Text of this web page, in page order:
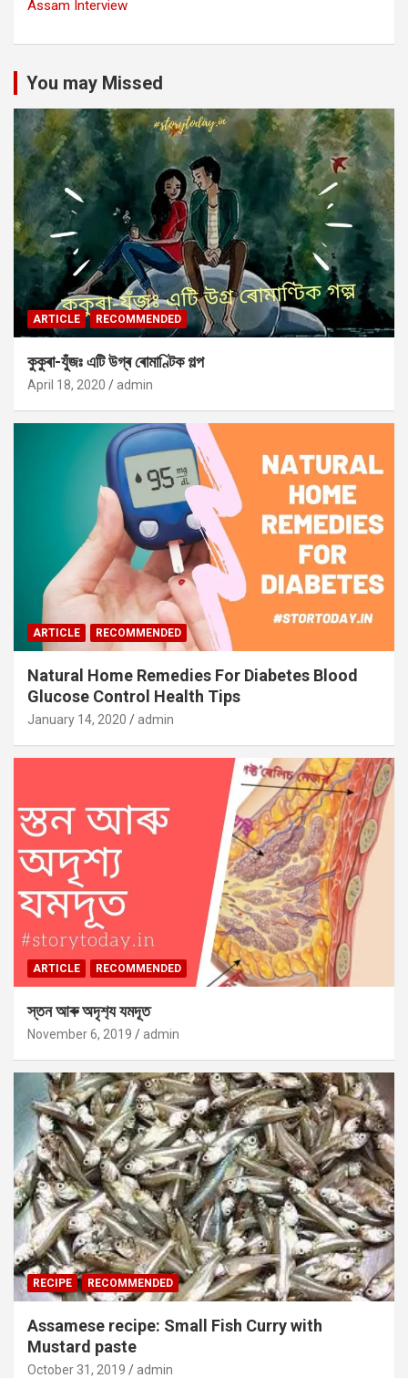
Assam Interview
You may Missed
ARTICLE RECOMMENDED
কুকুৰা-যুঁজঃ এটি উগ্ৰ ৰোমাণ্টিক গল্প
April 18, 2020 admin
ARTICLE RECOMMENDED
Natural Home Remedies For Diabetes Blood
Glucose Control Health Tips
January 14, 2020 admin
ARTICLE RECOMMENDED
স্তন আৰু অদৃশ‍্য যমদূত
November 6, 2019 admin
RECIPE RECOMMENDED
Assamese recipe: Small Fish Curry with
Mustard paste
October 31, 2019 admin